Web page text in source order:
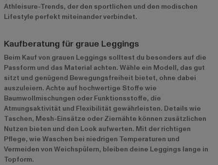
Athleisure-Trends, der den sportlichen und den modischen
Lifestyle perfekt miteinander verbindet.
Kaufberatung für graue Leggings
Beim Kauf von grauen Leggings solltest du besonders auf die
Passform und das Material achten. Wähle ein Modell, das gut
sitzt und genügend Bewegungsfreiheit bietet, ohne dabei
auszuleiern. Achte auf hochwertige Stoffe wie
Baumwollmischungen oder Funktionsstoffe, die
Atmungsaktivität und Flexibilität gewährleisten. Details wie
Taschen, Mesh-Einsätze oder Ziernähte können zusätzlichen
Nutzen bieten und den Look aufwerten. Mit der richtigen
Pflege, wie Waschen bei niedrigen Temperaturen und
Vermeiden von Weichspülern, bleiben deine Leggings lange in
Topform.